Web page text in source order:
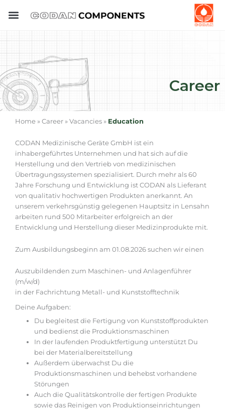
Career
Home » Career » Vacancies » Education
CODAN Medizinische Geräte GmbH ist ein
inhabergeführtes Unternehmen und hat sich auf die
Herstellung und den Vertrieb von medizinischen
Übertragungssystemen spezialisiert. Durch mehr als 60
Jahre Forschung und Entwicklung ist CODAN als Lieferant
von qualitativ hochwertigen Produkten anerkannt. An
unserem verkehrsgünstig gelegenen Hauptsitz in Lensahn
arbeiten rund 500 Mitarbeiter erfolgreich an der
Entwicklung und Herstellung dieser Medizinprodukte mit.
Zum Ausbildungsbeginn am 01.08.2026 suchen wir einen
Auszubildenden zum Maschinen- und Anlagenführer
(m/w/d)
in der Fachrichtung Metall- und Kunststofftechnik
Deine Aufgaben:
Du begleitest die Fertigung von Kunststoffprodukten
und bedienst die Produktionsmaschinen
In der laufenden Produktfertigung unterstützt Du
bei der Materialbereitstellung
Außerdem überwachst Du die
Produktionsmaschinen und behebst vorhandene
Störungen
Auch die Qualitätskontrolle der fertigen Produkte
sowie das Reinigen von Produktionseinrichtungen